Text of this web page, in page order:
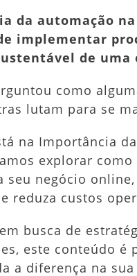
da automação
implementar
de uma
como
lutam para se
na Importância
explorar
seu negócio
reduza custos
busca de
este conteúdo é
a diferença na